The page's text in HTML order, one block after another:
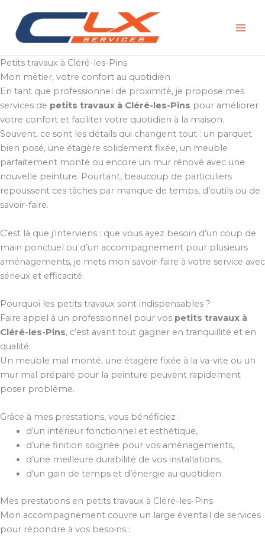
contenu
Petits travaux à Cléré-les-Pins
Mon métier, votre confort au quotidien
En tant que professionnel de proximité, je propose mes
services de petits travaux à Cléré-les-Pins pour améliorer
votre confort et faciliter votre quotidien à la maison.
Souvent, ce sont les détails qui changent tout : un parquet
bien posé, une étagère solidement fixée, un meuble
parfaitement monté ou encore un mur rénové avec une
nouvelle peinture. Pourtant, beaucoup de particuliers
repoussent ces tâches par manque de temps, d’outils ou de
savoir-faire.
C’est là que j’interviens : que vous ayez besoin d’un coup de
main ponctuel ou d’un accompagnement pour plusieurs
aménagements, je mets mon savoir-faire à votre service avec
sérieux et efficacité.
Pourquoi les petits travaux sont indispensables ?
Faire appel à un professionnel pour vos petits travaux à
Cléré-les-Pins, c’est avant tout gagner en tranquillité et en
qualité.
Un meuble mal monté, une étagère fixée à la va-vite ou un
mur mal préparé pour la peinture peuvent rapidement
poser problème.
Grâce à mes prestations, vous bénéficiez :
d’un intérieur fonctionnel et esthétique,
d’une finition soignée pour vos aménagements,
d’une meilleure durabilité de vos installations,
d’un gain de temps et d’énergie au quotidien.
Mes prestations en petits travaux à Cléré-les-Pins
Mon accompagnement couvre un large éventail de services
pour répondre à vos besoins :